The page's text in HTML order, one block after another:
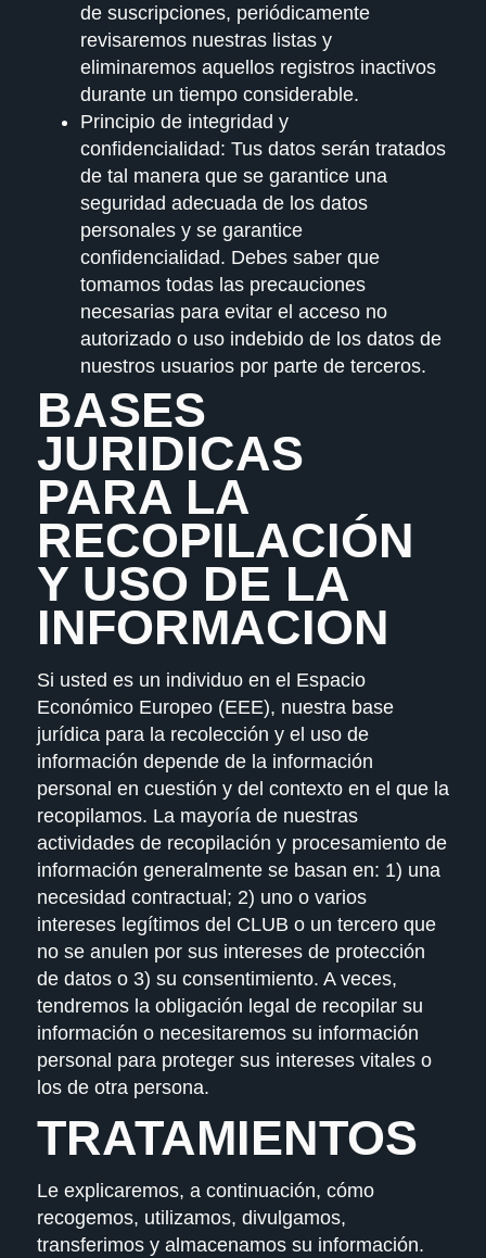
de suscripciones, periódicamente
revisaremos nuestras listas y
eliminaremos aquellos registros inactivos
durante un tiempo considerable.
Principio de integridad y
confidencialidad: Tus datos serán tratados
de tal manera que se garantice una
seguridad adecuada de los datos
personales y se garantice
confidencialidad. Debes saber que
tomamos todas las precauciones
necesarias para evitar el acceso no
autorizado o uso indebido de los datos de
nuestros usuarios por parte de terceros.
BASES
JURIDICAS
PARA LA
RECOPILACIÓN
Y USO DE LA
INFORMACION
Si usted es un individuo en el Espacio
Económico Europeo (EEE), nuestra base
jurídica para la recolección y el uso de
información depende de la información
personal en cuestión y del contexto en el que la
recopilamos. La mayoría de nuestras
actividades de recopilación y procesamiento de
información generalmente se basan en: 1) una
necesidad contractual; 2) uno o varios
intereses legítimos del CLUB o un tercero que
no se anulen por sus intereses de protección
de datos o 3) su consentimiento. A veces,
tendremos la obligación legal de recopilar su
información o necesitaremos su información
personal para proteger sus intereses vitales o
los de otra persona.
TRATAMIENTOS
Le explicaremos, a continuación, cómo
recogemos, utilizamos, divulgamos,
transferimos y almacenamos su información.